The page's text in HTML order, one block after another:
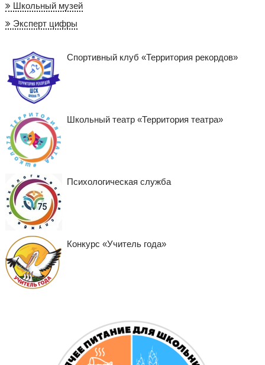
Школьный музей
Эксперт цифры
Спортивный клуб «Территория рекордов»
Школьный театр «Территория театра»
Психологическая служба
Конкурс «Учитель года»